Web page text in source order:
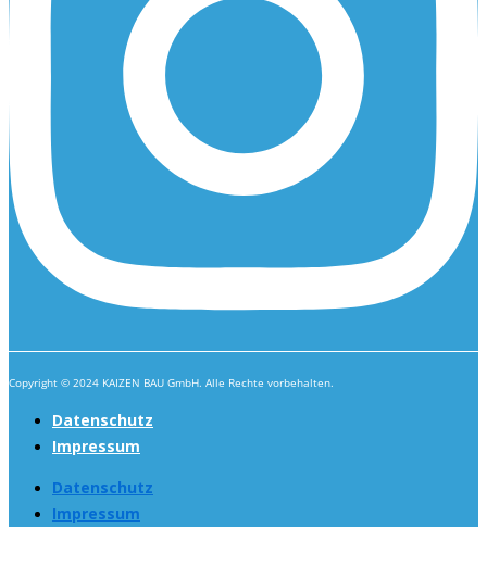
Copyright © 2024 KAIZEN BAU GmbH. Alle Rechte vorbehalten.
Datenschutz
Impressum
Datenschutz
Impressum